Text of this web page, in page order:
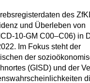
des
und Überleben von
10-GM C00–C06) in
Im Fokus steht der
der
(GISD) und der